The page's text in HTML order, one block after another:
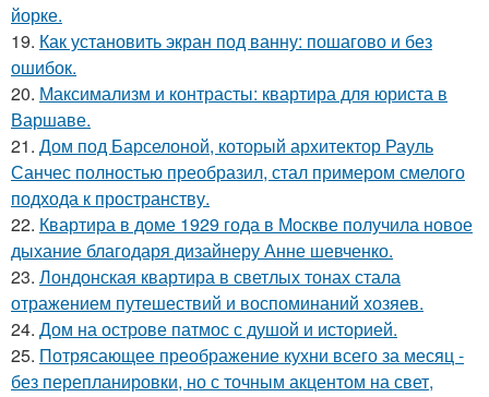
йорке.
19. Как установить экран под ванну: пошагово и без
ошибок.
20. Максимализм и контрасты: квартира для юриста в
Варшаве.
21. Дом под Барселоной, который архитектор Рауль
Санчес полностью преобразил, стал примером смелого
подхода к пространству.
22. Квартира в доме 1929 года в Москве получила новое
дыхание благодаря дизайнеру Анне шевченко.
23. Лондонская квартира в светлых тонах стала
отражением путешествий и воспоминаний хозяев.
24. Дом на острове патмос с душой и историей.
25. Потрясающее преображение кухни всего за месяц -
без перепланировки, но с точным акцентом на свет,